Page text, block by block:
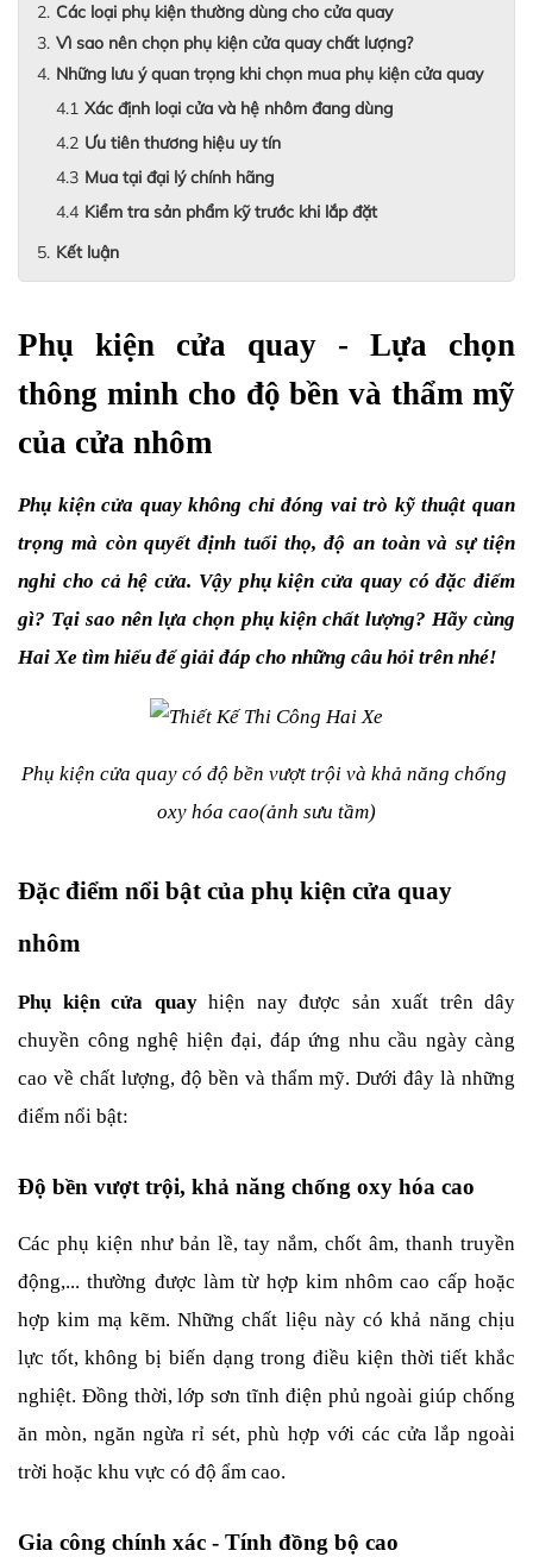
Các loại phụ kiện thường dùng cho cửa quay
Vì sao nên chọn phụ kiện cửa quay chất lượng?
Những lưu ý quan trọng khi chọn mua phụ kiện cửa quay
Xác định loại cửa và hệ nhôm đang dùng
Ưu tiên thương hiệu uy tín
Mua tại đại lý chính hãng
Kiểm tra sản phẩm kỹ trước khi lắp đặt
Kết luận
Phụ kiện cửa quay - Lựa chọn
thông minh cho độ bền và thẩm mỹ
của cửa nhôm
Phụ kiện cửa quay không chỉ đóng vai trò kỹ thuật quan
trọng mà còn quyết định tuổi thọ, độ an toàn và sự tiện
nghi cho cả hệ cửa. Vậy phụ kiện cửa quay có đặc điểm
gì? Tại sao nên lựa chọn phụ kiện chất lượng? Hãy cùng
Hai Xe tìm hiểu để giải đáp cho những câu hỏi trên nhé!
Phụ kiện cửa quay có độ bền vượt trội và khả năng chống
oxy hóa cao(ảnh sưu tầm)
Đặc điểm nổi bật của phụ kiện cửa quay
nhôm
Phụ kiện cửa quay hiện nay được sản xuất trên dây
chuyền công nghệ hiện đại, đáp ứng nhu cầu ngày càng
cao về chất lượng, độ bền và thẩm mỹ. Dưới đây là những
điểm nổi bật:
Độ bền vượt trội, khả năng chống oxy hóa cao
Các phụ kiện như bản lề, tay nắm, chốt âm, thanh truyền
động,... thường được làm từ hợp kim nhôm cao cấp hoặc
hợp kim mạ kẽm. Những chất liệu này có khả năng chịu
lực tốt, không bị biến dạng trong điều kiện thời tiết khắc
nghiệt. Đồng thời, lớp sơn tĩnh điện phủ ngoài giúp chống
ăn mòn, ngăn ngừa rỉ sét, phù hợp với các cửa lắp ngoài
trời hoặc khu vực có độ ẩm cao.
Gia công chính xác - Tính đồng bộ cao